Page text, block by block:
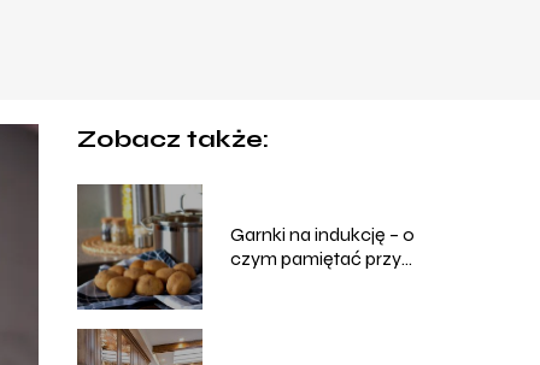
Zobacz także:
Garnki na indukcję – o
czym pamiętać przy